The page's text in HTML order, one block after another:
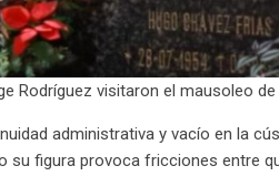
Rodríguez visitaron el mausoleo
administrativa y vacío en la
su figura provoca fricciones entre